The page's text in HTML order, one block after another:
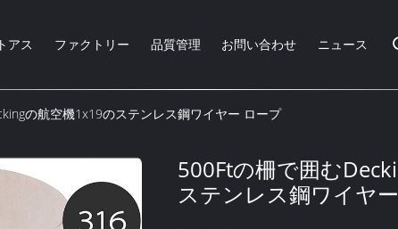
アス ファクトリー 品質管理 お問い合わせ ニュース
の航空機1x19のステンレス鋼ワイヤー ロープ
500Ftの柵で囲む
ステンレス鋼ワイヤ